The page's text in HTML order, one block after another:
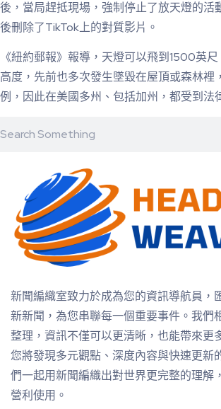
後，當局趕抵現場，強制停止了放天燈的活
後刪除了TikTok上的對質影片。
《紐約郵報》報導，天燈可以飛到1500英
高度，先前也多次發生墜毀在屋頂或森林裡
例，因此在美國多州、包括加州，都受到法
新聞編織室致力於成為您的資訊導航員，
新新聞，為您串聯每一個重要事件。我們
整理，資訊不僅可以更清晰，也能帶來更
您將發現多元觀點、深度內容與快速更新
們一起用新聞編織出對世界更完整的理解
營利使用。